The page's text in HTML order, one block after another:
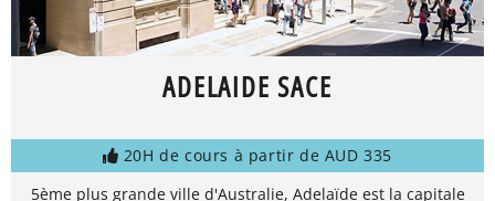
ADELAIDE SACE
20H de cours à partir de AUD 335
5ème plus grande ville d'Australie, Adelaïde est la capitale